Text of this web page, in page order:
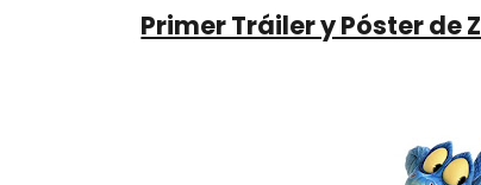
Primer Tráiler y Póster de